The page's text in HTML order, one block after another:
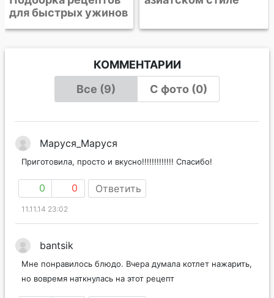
КОММЕНТАРИИ
Все (9)
С фото (0)
Маруся_Маруся
Приготовила, просто и вкусно!!!!!!!!!!!!! Спасибо!
0 0 Ответить
11.11.14 23:02
bantsik
Мне понравилось блюдо. Вчера думала котлет нажарить,
но вовремя наткнулась на этот рецепт